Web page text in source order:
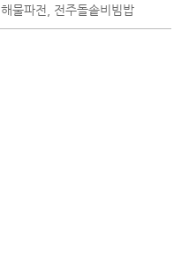
해물파전, 전주돌솥비빔밥